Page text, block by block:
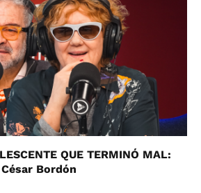
QUE TERMINÓ MAL:
Bordón